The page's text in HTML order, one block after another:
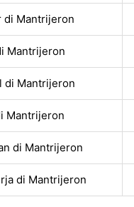
di Mantrijeron
Mantrijeron
di Mantrijeron
Mantrijeron
di Mantrijeron
di Mantrijeron